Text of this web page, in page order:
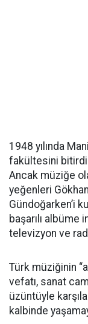
1948 yılında
fakültesini
Ancak müziğe
yeğenleri
Gündoğarken’i
başarılı albüme
televizyon ve
Türk müziğinin
vefatı, sanat
üzüntüyle
kalbinde